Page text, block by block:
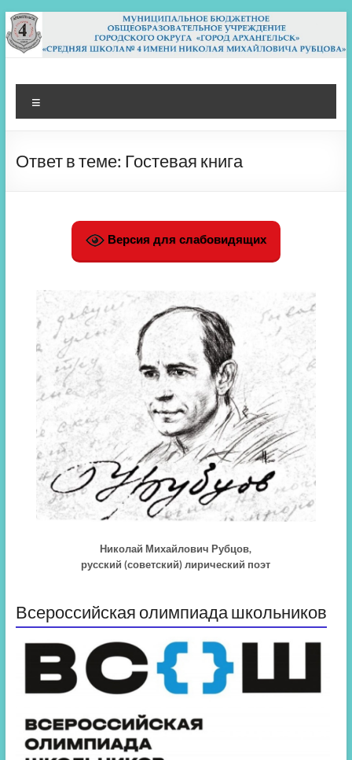
Перейти
к
содержимому
МБОУ СШ 4
Архангельск
Ответ в теме: Гостевая книга
Версия для слабовидящих
Николай Михайлович Рубцов,
русский (советский) лирический поэт
Всероссийская олимпиада школьников